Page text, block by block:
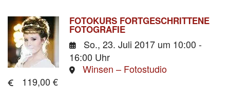
FOTOKURS FORTGESCHRITTENE
FOTOGRAFIE
So., 23. Juli 2017 um 10:00 -
16:00 Uhr
Winsen – Fotostudio
119,00 €